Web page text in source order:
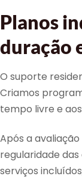
Planos
duração
O suporte
Criamos
tempo livre e
Após a
regularidade das
serviços